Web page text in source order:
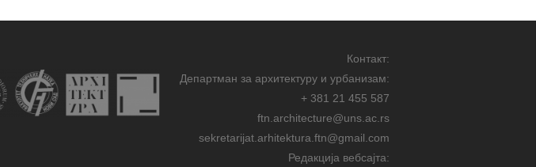
Контакт:
Департман за архитектуру и урбанизам:
+ 381 21 455 587
ftn.architecture@uns.ac.rs
sekretarijat.arhitektura.ftn@gmail.com
Редакција вебсајта: